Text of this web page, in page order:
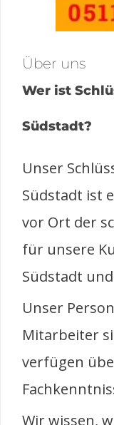
Über uns
Wer ist
Südstadt?
Unser
Südstadt ist
vor Ort der
für unsere
Südstadt
Unser
Mitarbeiter
verfügen
Wir wissen,